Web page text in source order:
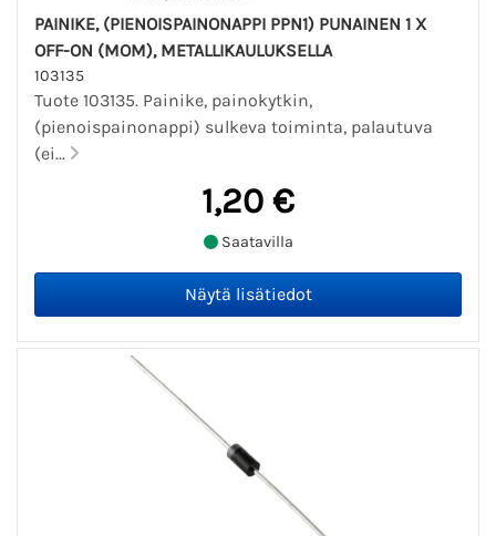
PAINIKE, (PIENOISPAINONAPPI PPN1) PUNAINEN 1 X
OFF-ON (MOM), METALLIKAULUKSELLA
103135
Tuote 103135. Painike, painokytkin,
(pienoispainonappi) sulkeva toiminta, palautuva
(ei...
1,20 €
Saatavilla